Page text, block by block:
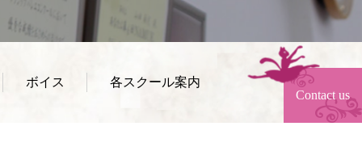
ボイス
各スクール案内
Contact us